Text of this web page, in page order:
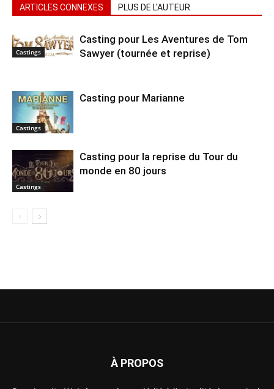
ARTICLES CONNEXES PLUS DE L'AUTEUR
Castings
Casting pour Les Aventures de Tom
Sawyer (tournée et reprise)
Castings
Casting pour Marianne
Castings
Casting pour la reprise du Tour du
monde en 80 jours
À PROPOS